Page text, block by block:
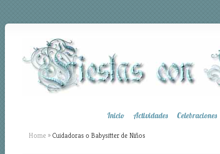
Inicio Actividades Celebraciones
Home » Cuidadoras o Babysitter de Niños